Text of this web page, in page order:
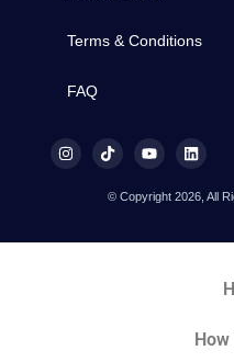
Terms & Conditions
FAQ
© Copyright 2026, All